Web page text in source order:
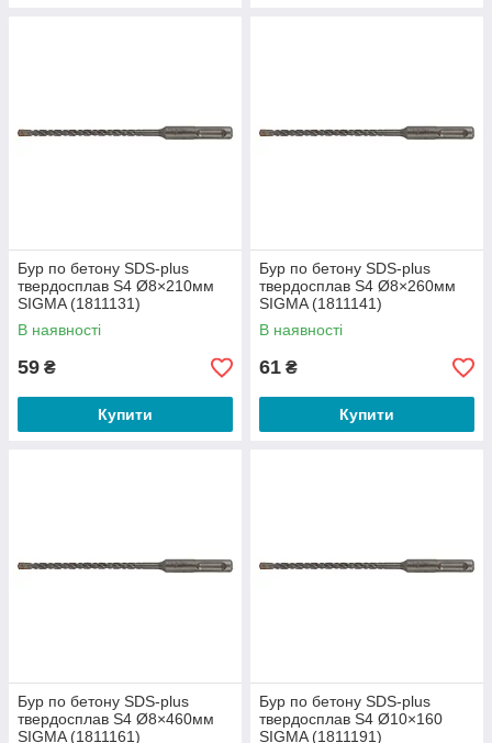
Бур по бетону SDS-plus
твердосплав S4 Ø8×210мм
SIGMA (1811131)
В наявності
59 ₴
Купити
Бур по бетону SDS-plus
твердосплав S4 Ø8×260мм
SIGMA (1811141)
В наявності
61 ₴
Купити
Бур по бетону SDS-plus
твердосплав S4 Ø8×460мм
SIGMA (1811161)
Бур по бетону SDS-plus
твердосплав S4 Ø10×160
SIGMA (1811191)